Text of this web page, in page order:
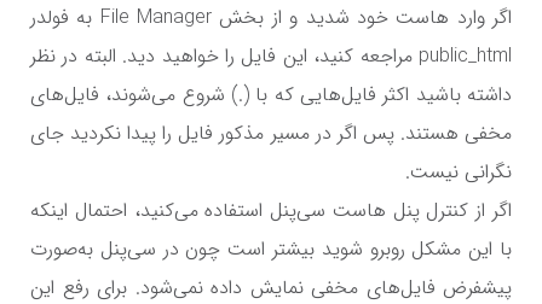
اگر وارد هاست خود شدید و از بخش File Manager به فولدر
public_html مراجعه کنید، این فایل را خواهید دید. البته در نظر
داشته باشید اکثر فایل‌هایی که با (.) شروع می‌شوند، فایل‌های
مخفی هستند. پس اگر در مسیر مذکور فایل را پیدا نکردید جای
نگرانی نیست.
اگر از کنترل پنل هاست سی‌پنل استفاده می‌کنید، احتمال اینکه
با این مشکل روبرو شوید بیشتر است چون در سی‌پنل به‌صورت
پیشفرض فایل‌های مخفی نمایش داده نمی‌شود. برای رفع این